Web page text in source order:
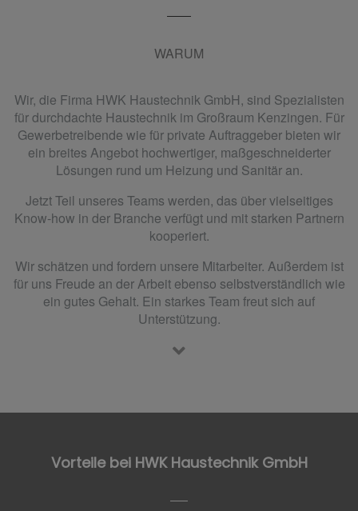
WARUM
Wir, die Firma HWK Haustechnik GmbH, sind Spezialisten
für durchdachte Haustechnik im Großraum Kenzingen. Für
Gewerbetreibende wie für private Auftraggeber bieten wir
ein breites Angebot hochwertiger, maßgeschneiderter
Lösungen rund um Heizung und Sanitär an.
Jetzt Teil unseres Teams werden, das über vielseitiges
Know-how in der Branche verfügt und mit starken Partnern
kooperiert.
Wir schätzen und fordern unsere Mitarbeiter. Außerdem ist
für uns Freude an der Arbeit ebenso selbstverständlich wie
ein gutes Gehalt. Ein starkes Team freut sich auf
Unterstützung.
Vorteile bei HWK Haustechnik GmbH